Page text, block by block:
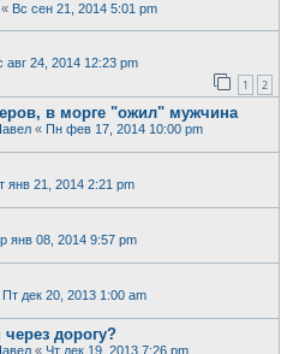
« Вс сен 21, 2014 5:01 pm
авг 24, 2014 12:23 pm
1 2
в морге "ожил" мужчина
« Пн фев 17, 2014 10:00 pm
янв 21, 2014 2:21 pm
янв 08, 2014 9:57 pm
Пт дек 20, 2013 1:00 am
доpогy?
« Чт дек 19, 2013 7:26 pm